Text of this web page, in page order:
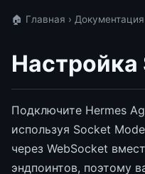
🏠 Главная › Документация
Настройка
Подключите Hermes
используя Socket
через WebSocket
эндпоинтов, поэтому